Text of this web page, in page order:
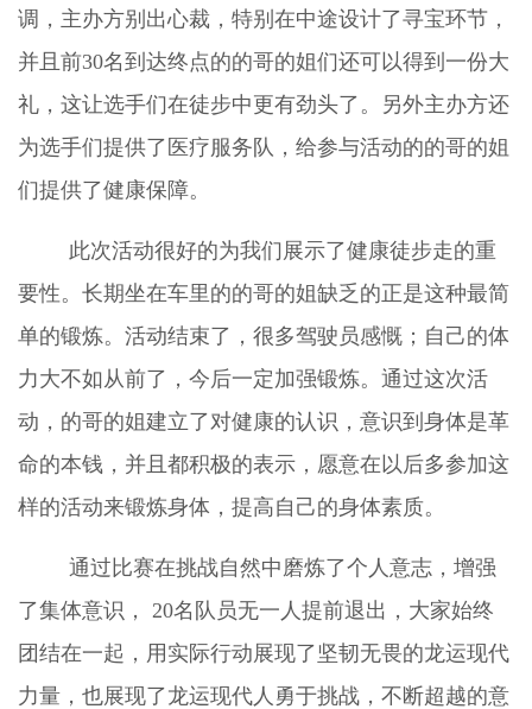
调，主办方别出心裁，特别在中途设计了寻宝环节，
并且前30名到达终点的的哥的姐们还可以得到一份大
礼，这让选手们在徒步中更有劲头了。另外主办方还
为选手们提供了医疗服务队，给参与活动的的哥的姐
们提供了健康保障。
此次活动很好的为我们展示了健康徒步走的重
要性。长期坐在车里的的哥的姐缺乏的正是这种最简
单的锻炼。活动结束了，很多驾驶员感慨；自己的体
力大不如从前了，今后一定加强锻炼。通过这次活
动，的哥的姐建立了对健康的认识，意识到身体是革
命的本钱，并且都积极的表示，愿意在以后多参加这
样的活动来锻炼身体，提高自己的身体素质。
通过比赛在挑战自然中磨炼了个人意志，增强
了集体意识， 20名队员无一人提前退出，大家始终
团结在一起，用实际行动展现了坚韧无畏的龙运现代
力量，也展现了龙运现代人勇于挑战，不断超越的意